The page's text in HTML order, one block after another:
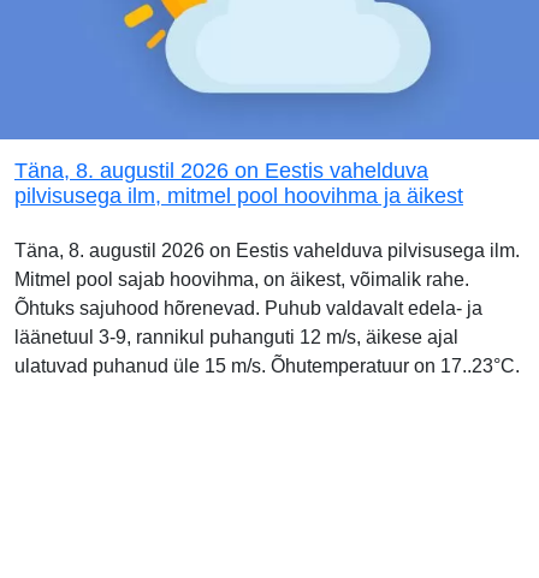
Täna, 8. augustil 2026 on Eestis vahelduva
pilvisusega ilm, mitmel pool hoovihma ja äikest
Täna, 8. augustil 2026 on Eestis vahelduva pilvisusega ilm.
Mitmel pool sajab hoovihma, on äikest, võimalik rahe.
Õhtuks sajuhood hõrenevad. Puhub valdavalt edela- ja
läänetuul 3-9, rannikul puhanguti 12 m/s, äikese ajal
ulatuvad puhanud üle 15 m/s. Õhutemperatuur on 17..23°C.